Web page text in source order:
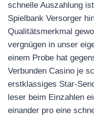
schnelle Auszahlung
Spielbank Versorger
Qualitätsmerkmal
vergnügen in unser
einem Probe hat
Verbunden Casino je
erstklassiges Star-
leser beim Einzahlen
einander pro eine